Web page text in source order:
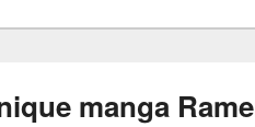
manga